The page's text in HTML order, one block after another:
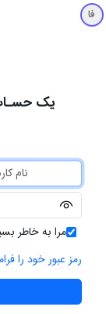
فا
یک
مرا به خاطر
رمز عبور خود را